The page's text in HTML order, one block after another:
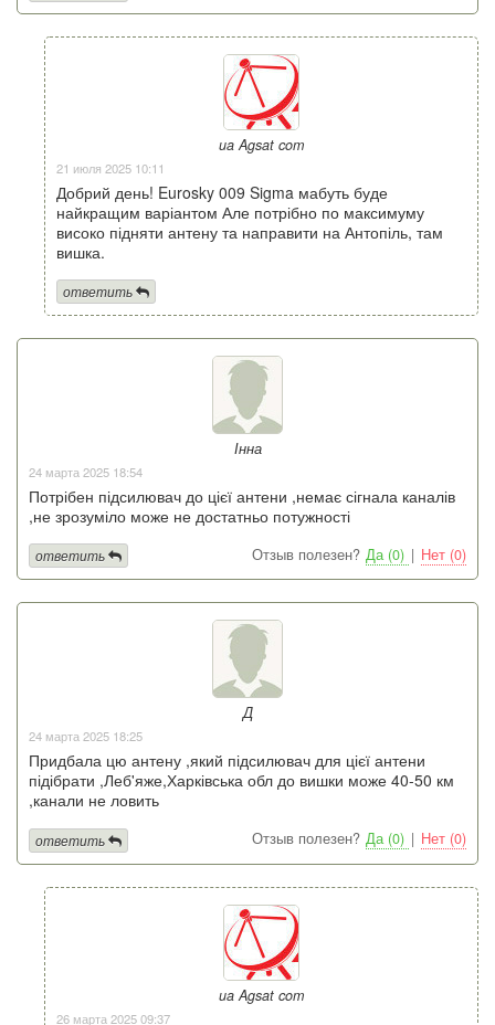
ua Agsat com
21 июля 2025 10:11
Добрий день! Eurosky 009 Sigma мабуть буде
найкращим варіантом Але потрібно по максимуму
високо підняти антену та направити на Антопіль, там
вишка.
ответить
Інна
24 марта 2025 18:54
Потрібен підсилювач до цієї антени ,немає сігнала каналів
,не зрозуміло може не достатньо потужності
Отзыв полезен? Да (0) | Нет (0)
ответить
Д
24 марта 2025 18:25
Придбала цю антену ,який підсилювач для цієї антени
підібрати ,Леб'яже,Харківська обл до вишки може 40-50 км
,канали не ловить
Отзыв полезен? Да (0) | Нет (0)
ответить
ua Agsat com
26 марта 2025 09:37